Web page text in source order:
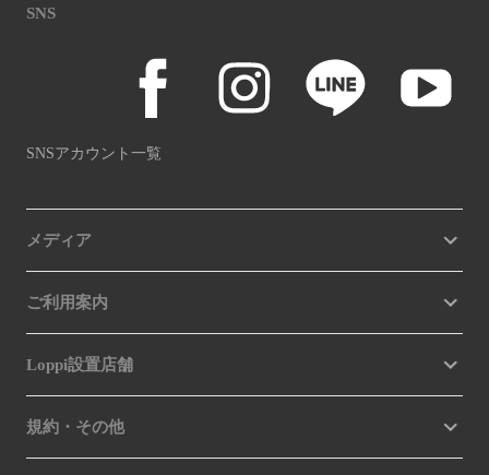
SNS
SNSアカウント一覧
メディア
ご利用案内
Loppi設置店舗
規約・その他